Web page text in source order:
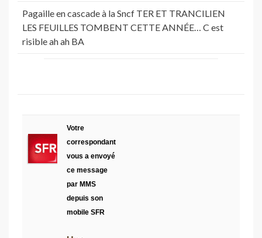
Pagaille en cascade à la Sncf TER ET TRANCILIEN
LES FEUILLES TOMBENT CETTE ANNÉE… C est
risible ah ah BA
Votre
correspondant
vous a envoyé
ce message
par MMS
depuis son
mobile SFR